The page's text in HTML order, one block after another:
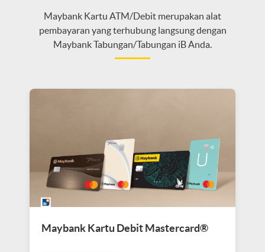
Maybank Kartu ATM/Debit merupakan alat
pembayaran yang terhubung langsung dengan
Maybank Tabungan/Tabungan iB Anda.
Maybank Kartu Debit Mastercard®